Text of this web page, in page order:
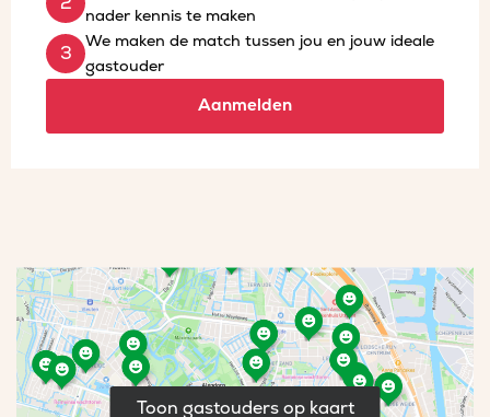
nader kennis te maken
We maken de match tussen jou en jouw ideale
gastouder
Aanmelden
Toon gastouders op kaart